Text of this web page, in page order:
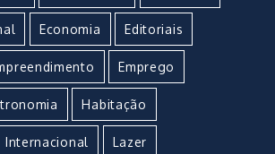
Economia Editoriais
Emprego
Habitação
Internacional Lazer